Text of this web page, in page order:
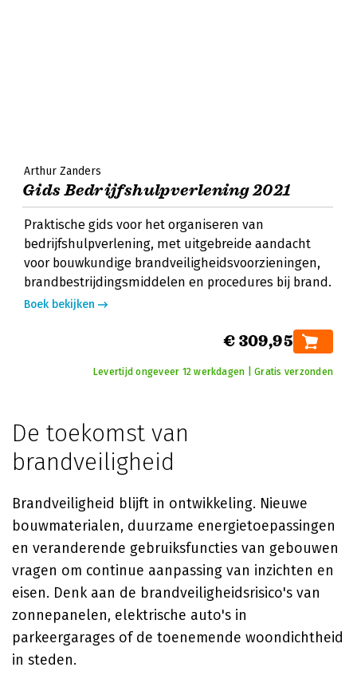
Arthur Zanders
Gids Bedrijfshulpverlening 2021
Praktische gids voor het organiseren van
bedrijfshulpverlening, met uitgebreide aandacht
voor bouwkundige brandveiligheidsvoorzieningen,
brandbestrijdingsmiddelen en procedures bij brand.
Boek bekijken
€ 309,95
Levertijd ongeveer 12 werkdagen | Gratis verzonden
De toekomst van
brandveiligheid
Brandveiligheid blijft in ontwikkeling. Nieuwe
bouwmaterialen, duurzame energietoepassingen
en veranderende gebruiksfuncties van gebouwen
vragen om continue aanpassing van inzichten en
eisen. Denk aan de brandveiligheidsrisico's van
zonnepanelen, elektrische auto's in
parkeergarages of de toenemende woondichtheid
in steden.